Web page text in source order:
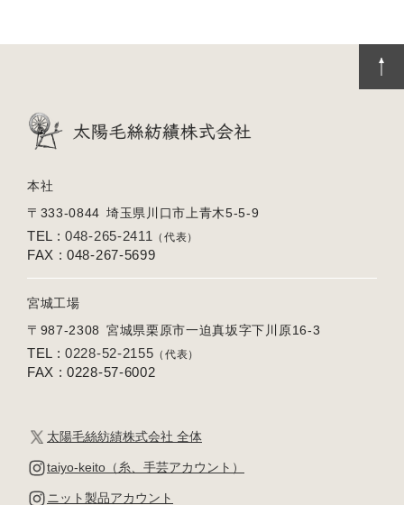
本社
〒333-0844 埼玉県川口市上青木5-5-9
TEL :048-265-2411 （代表）
FAX : 048-267-5699
宮城工場
〒987-2308 宮城県栗原市一迫真坂字下川原16-3
TEL :0228-52-2155 （代表）
FAX : 0228-57-6002
太陽毛絲紡績株式会社 全体
taiyo-keito（糸、手芸アカウント）
ニット製品アカウント